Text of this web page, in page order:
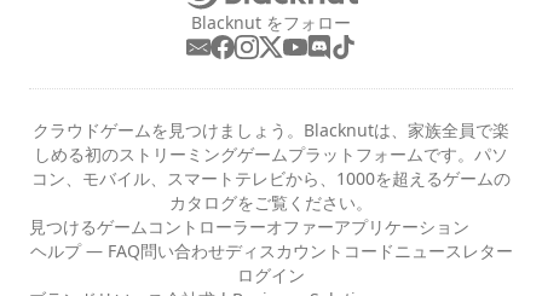
Blacknut をフォロー
クラウドゲームを見つけましょう。Blacknutは、家族全員で楽
しめる初のストリーミングゲームプラットフォームです。パソ
コン、モバイル、スマートテレビから、1000を超えるゲームの
カタログをご覧ください。
見つけるゲーム コントローラーオファーアプリケーション
ヘルプ — FAQ問い合わせディスカウントコード ニュースレター
ログイン